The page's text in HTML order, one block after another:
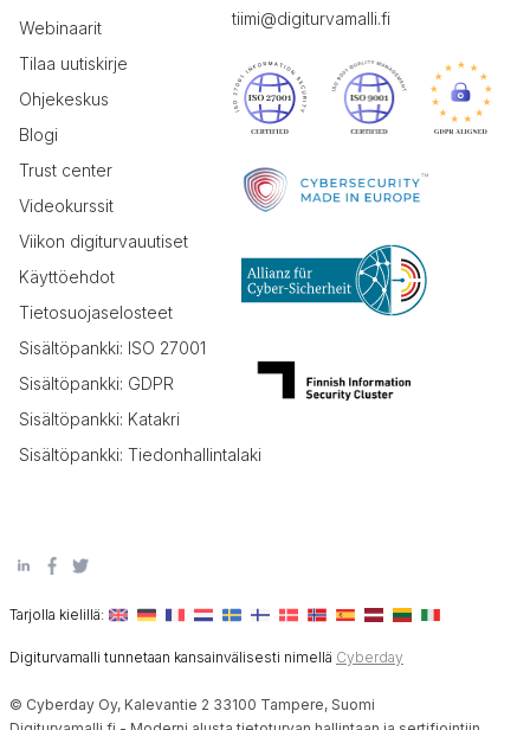
Webinaarit
Tilaa uutiskirje
Ohjekeskus
Blogi
Trust center
Videokurssit
Viikon digiturvauutiset
Käyttöehdot
Tietosuojaselosteet
Sisältöpankki: ISO 27001
Sisältöpankki: GDPR
Sisältöpankki: Katakri
Sisältöpankki: Tiedonhallintalaki
tiimi@digiturvamalli.fi
Tarjolla kielillä:
Digiturvamalli tunnetaan kansainvälisesti nimellä Cyberday
© Cyberday Oy, Kalevantie 2 33100 Tampere, Suomi